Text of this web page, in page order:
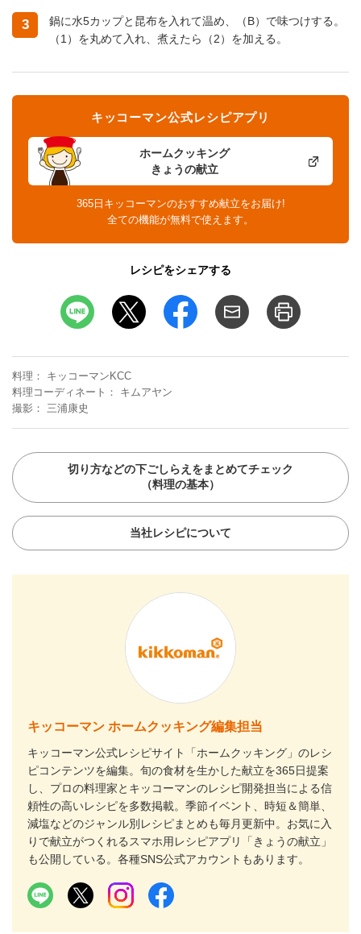
3
鍋に水5カップと昆布を入れて温め、（B）で味つけする。
（1）を丸めて入れ、煮えたら（2）を加える。
ホームクッキング
きょうの献立
キッコーマン公式レシピアプリ
365日キッコーマンのおすすめ献立をお届け!
全ての機能が無料で使えます。
レシピをシェアする
料理
キッコーマンKCC
料理コーディネート
キムアヤン
撮影
三浦康史
切り方などの下ごしらえをまとめてチェック
（料理の基本）
当社レシピについて
キッコーマン ホームクッキング編集担当
キッコーマン公式レシピサイト「ホームクッキング」のレシ
ピコンテンツを編集。旬の食材を生かした献立を365日提案
し、プロの料理家とキッコーマンのレシピ開発担当による信
頼性の高いレシピを多数掲載。季節イベント、時短＆簡単、
減塩などのジャンル別レシピまとめも毎月更新中。お気に入
りで献立がつくれるスマホ用レシピアプリ「きょうの献立」
も公開している。各種SNS公式アカウントもあります。